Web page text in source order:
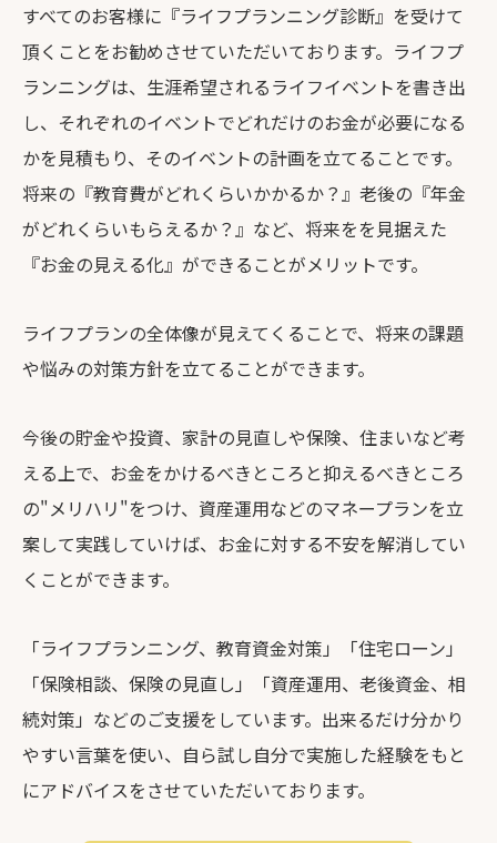
すべてのお客様に『ライフプランニング診断』を受けて
頂くことをお勧めさせていただいております。ライフプ
ランニングは、生涯希望されるライフイベントを書き出
し、それぞれのイベントでどれだけのお金が必要になる
かを見積もり、そのイベントの計画を立てることです。
将来の『教育費がどれくらいかかるか？』老後の『年金
がどれくらいもらえるか？』など、将来をを見据えた
『お金の見える化』ができることがメリットです。
ライフプランの全体像が見えてくることで、将来の課題
や悩みの対策方針を立てることができます。
今後の貯金や投資、家計の見直しや保険、住まいなど考
える上で、お金をかけるべきところと抑えるべきところ
の"メリハリ"をつけ、資産運用などのマネープランを立
案して実践していけば、お金に対する不安を解消してい
くことができます。
「ライフプランニング、教育資金対策」「住宅ローン」
「保険相談、保険の見直し」「資産運用、老後資金、相
続対策」などのご支援をしています。出来るだけ分かり
やすい言葉を使い、自ら試し自分で実施した経験をもと
にアドバイスをさせていただいております。